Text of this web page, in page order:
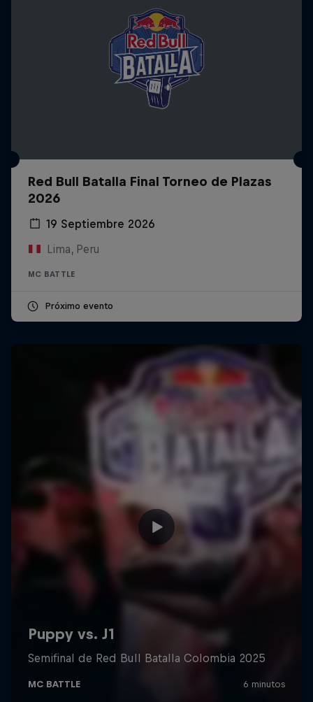
Red Bull Batalla Final Torneo de Plazas
2026
19 Septiembre 2026
Lima, Peru
MC BATTLE
Próximo evento